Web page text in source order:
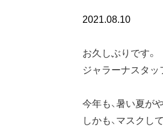
2021.08.10
お久しぶりです。
ジャラーナスタッ
今年も、暑い夏が
しかも、マスクし